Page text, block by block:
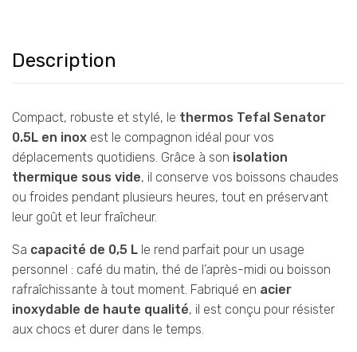
Description
Compact, robuste et stylé, le thermos Tefal Senator
0.5L en inox est le compagnon idéal pour vos
déplacements quotidiens. Grâce à son isolation
thermique sous vide, il conserve vos boissons chaudes
ou froides pendant plusieurs heures, tout en préservant
leur goût et leur fraîcheur.
Sa capacité de 0,5 L le rend parfait pour un usage
personnel : café du matin, thé de l’après-midi ou boisson
rafraîchissante à tout moment. Fabriqué en acier
inoxydable de haute qualité, il est conçu pour résister
aux chocs et durer dans le temps.